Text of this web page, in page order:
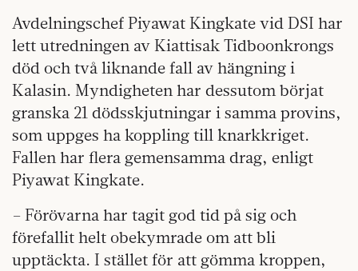
Avdelningschef Piyawat Kingkate vid DSI har
lett utredningen av Kiattisak Tidboonkrongs
död och två liknande fall av hängning i
Kalasin. Myndigheten har dessutom börjat
granska 21 dödsskjutningar i samma provins,
som uppges ha koppling till knarkkriget.
Fallen har flera gemensamma drag, enligt
Piyawat Kingkate.
– Förövarna har tagit god tid på sig och
förefallit helt obekymrade om att bli
upptäckta. I stället för att gömma kroppen,